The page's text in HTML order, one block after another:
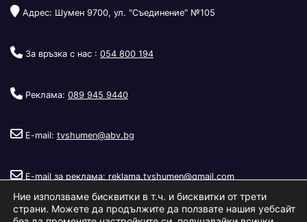
Адрес: Шумен 9700, ул. "Съединение" №105
За връзка с нас : 054 800 194
Реклама: 089 945 9440
E-mail: tvshumen@abv.bg
E-mail за реклама: reklama.tvshumen@gmail.com
Ние използваме бисквитки в т.ч. и бисквитки от трети
страни. Можете да продължите да ползвате нашия уебсайт